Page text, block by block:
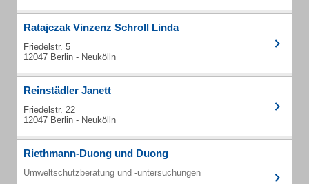
Ratajczak Vinzenz Schroll Linda
Friedelstr. 5
12047 Berlin - Neukölln
Reinstädler Janett
Friedelstr. 22
12047 Berlin - Neukölln
Riethmann-Duong und Duong
Umweltschutzberatung und -untersuchungen